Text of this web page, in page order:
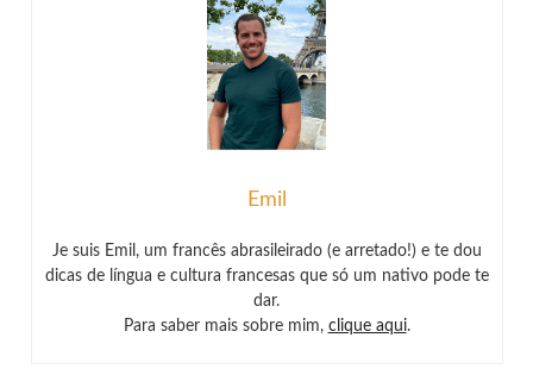
Emil
Je suis Emil, um francês abrasileirado (e arretado!) e te dou
dicas de língua e cultura francesas que só um nativo pode te
dar.
Para saber mais sobre mim, clique aqui.